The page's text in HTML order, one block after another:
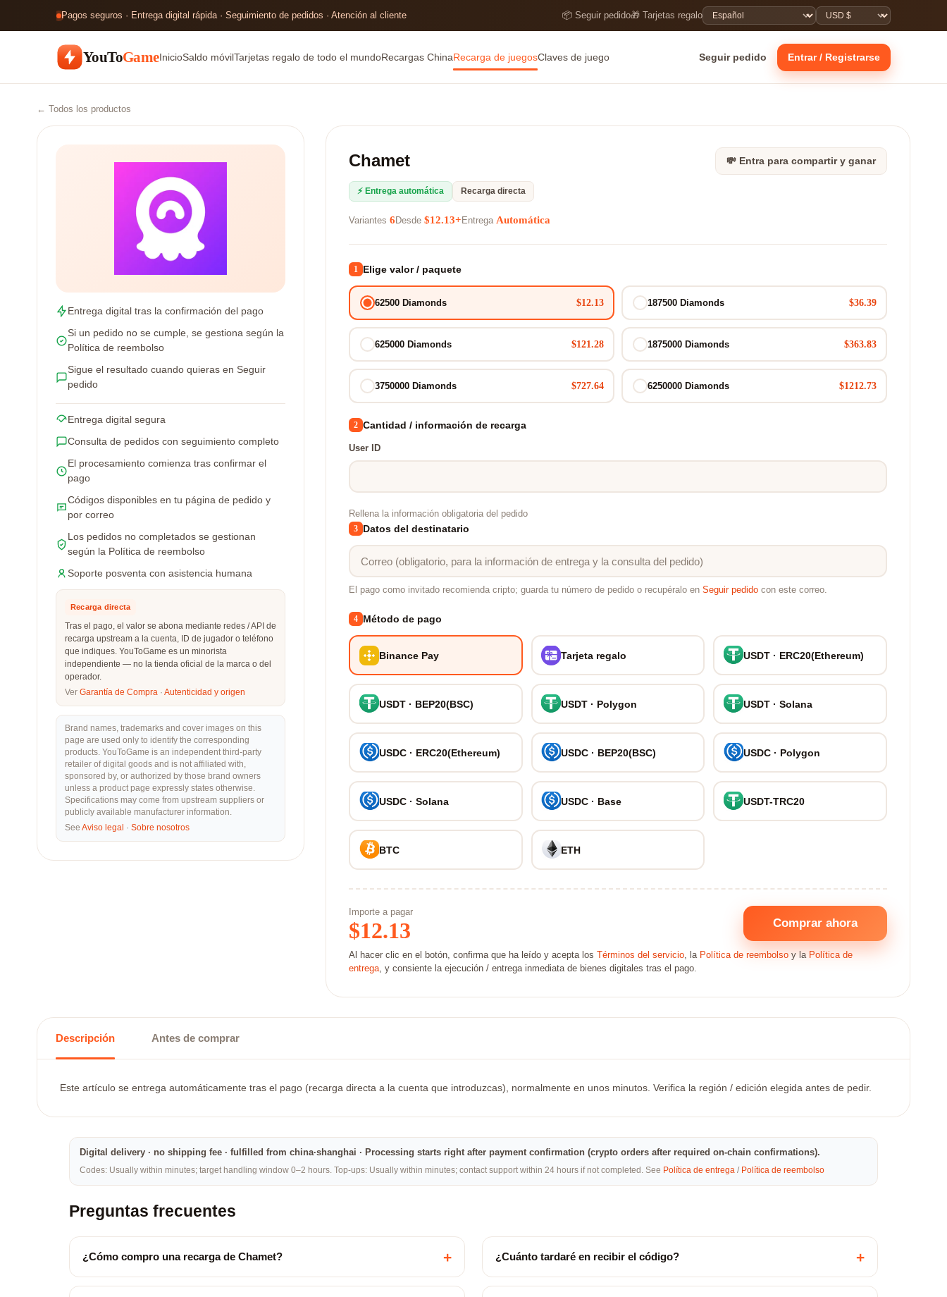
Pagos seguros · Entrega digital rápida · Seguimiento de pedidos · Atención al cliente 📦 Seguir pedido🎁 Tarjetas regalo
YouToGameInicioSaldo móvilTarjetas regalo de todo el mundoRecargas ChinaRecarga de juegosClaves de juego Seguir pedido Entrar / Registrarse
← Todos los productos
Entrega digital tras la confirmación del pago
Si un pedido no se cumple, se gestiona según la
Política de reembolso
Sigue el resultado cuando quieras en Seguir
pedido
Entrega digital segura
Consulta de pedidos con seguimiento completo
El procesamiento comienza tras confirmar el
pago
Códigos disponibles en tu página de pedido y
por correo
Los pedidos no completados se gestionan
según la Política de reembolso
Soporte posventa con asistencia humana
Recarga directa
Tras el pago, el valor se abona mediante redes / API de
recarga upstream a la cuenta, ID de jugador o teléfono
que indiques. YouToGame es un minorista
independiente — no la tienda oficial de la marca o del
operador.
Ver Garantía de Compra · Autenticidad y origen
Brand names, trademarks and cover images on this
page are used only to identify the corresponding
products. YouToGame is an independent third-party
retailer of digital goods and is not affiliated with,
sponsored by, or authorized by those brand owners
unless a product page expressly states otherwise.
Specifications may come from upstream suppliers or
publicly available manufacturer information.
See Aviso legal · Sobre nosotros
💸 Entra para compartir y ganar
Chamet
⚡ Entrega automática Recarga directa
Variantes 6 Desde $12.13+ Entrega Automática
1 Elige valor / paquete
62500 Diamonds $12.13 187500 Diamonds $36.39
625000 Diamonds $121.28 1875000 Diamonds $363.83
3750000 Diamonds $727.64 6250000 Diamonds $1212.73
2 Cantidad / información de recarga
User ID
Rellena la información obligatoria del pedido
3 Datos del destinatario
El pago como invitado recomienda cripto; guarda tu número de pedido o recupéralo en Seguir pedido con este correo.
4 Método de pago
Binance Pay Tarjeta regalo USDT · ERC20(Ethereum)
USDT · BEP20(BSC) USDT · Polygon USDT · Solana
USDC · ERC20(Ethereum) USDC · BEP20(BSC) USDC · Polygon
USDC · Solana USDC · Base USDT-TRC20
BTC ETH
Importe a pagar
$12.13 Comprar ahora
Al hacer clic en el botón, confirma que ha leído y acepta los Términos del servicio, la Política de reembolso y la Política de
entrega, y consiente la ejecución / entrega inmediata de bienes digitales tras el pago.
Descripción Antes de comprar
Este artículo se entrega automáticamente tras el pago (recarga directa a la cuenta que introduzcas), normalmente en unos minutos. Verifica la región / edición elegida antes de pedir.
Digital delivery · no shipping fee · fulfilled from china·shanghai · Processing starts right after payment confirmation (crypto orders after required on-chain confirmations).
Codes: Usually within minutes; target handling window 0–2 hours. Top-ups: Usually within minutes; contact support within 24 hours if not completed. See Política de entrega / Política de reembolso
Preguntas frecuentes
¿Cómo compro una recarga de Chamet? + ¿Cuánto tardaré en recibir el código? +